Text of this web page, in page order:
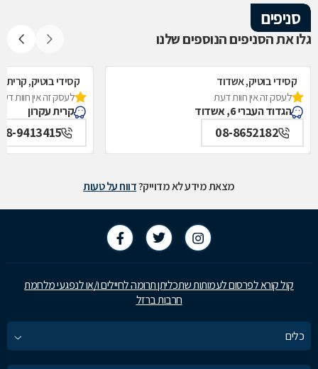
סניפים
גלו את הסניפים הנוספים שלנו
קסידי בוטיק, אשדוד
לעסק זה אין חוות דעת
הגדוד העברי 6, אשדוד
08-8652182
קסידי בוטיק, קרית
לעסק זה אין חוות
קרית עקרון
9413415
מצאת מידע לא מדוייק?דווח על טעות
קול קורא לפרסום לעמותות שתכליתן תרומה לחיילים ו/או לנפגעי מלחמת
חרבות ברזל
כלים